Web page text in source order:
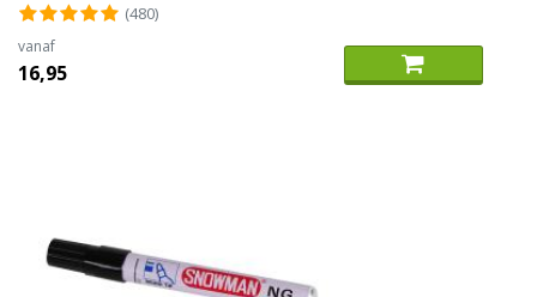
(480)
vanaf
16,95